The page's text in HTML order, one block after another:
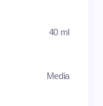
40 ml
Media